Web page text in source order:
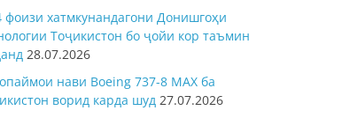
фоизи хатмкунандагони Донишгоҳи
Тоҷикистон бо ҷойи кор таъмин
28.07.2026
нави Boeing 737-8 MAX ба
ворид карда шуд 27.07.2026